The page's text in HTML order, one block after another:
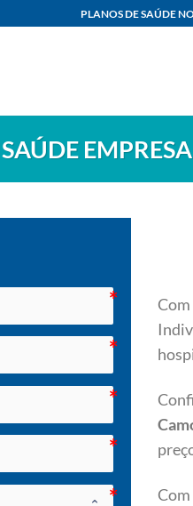
PLANOS DE SAÚDE